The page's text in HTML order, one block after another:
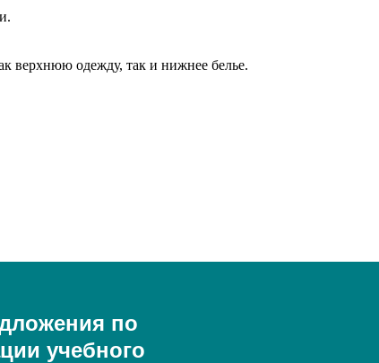
верхнюю одежду, так и нижнее белье.
по
учебного